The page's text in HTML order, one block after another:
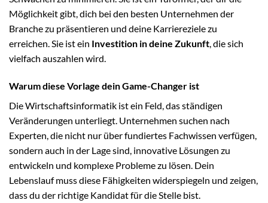
Möglichkeit gibt, dich bei den besten Unternehmen der
Branche zu präsentieren und deine Karriereziele zu
erreichen. Sie ist ein Investition in deine Zukunft, die sich
vielfach auszahlen wird.
Warum diese Vorlage dein Game-Changer ist
Die Wirtschaftsinformatik ist ein Feld, das ständigen
Veränderungen unterliegt. Unternehmen suchen nach
Experten, die nicht nur über fundiertes Fachwissen verfügen,
sondern auch in der Lage sind, innovative Lösungen zu
entwickeln und komplexe Probleme zu lösen. Dein
Lebenslauf muss diese Fähigkeiten widerspiegeln und zeigen,
dass du der richtige Kandidat für die Stelle bist.